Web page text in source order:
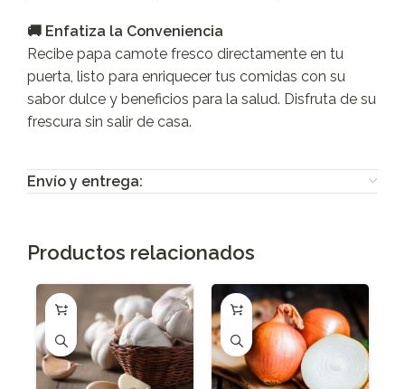
🚚 Enfatiza la Conveniencia
Recibe papa camote fresco directamente en tu
puerta, listo para enriquecer tus comidas con su
sabor dulce y beneficios para la salud. Disfruta de su
frescura sin salir de casa.
Envío y entrega:
Productos relacionados